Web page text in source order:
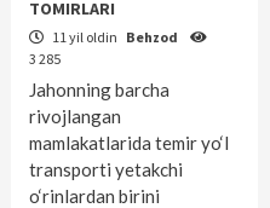
TOMIRLARI
11 yil oldin Behzod
3 285
Jahonning barcha
rivojlangan
mamlakatlarida temir yo‘l
transporti yetakchi
o‘rinlardan birini